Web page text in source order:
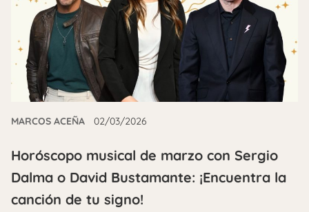
MARCOS ACEÑA 02/03/2026
Horóscopo musical de marzo con Sergio
Dalma o David Bustamante: ¡Encuentra la
canción de tu signo!